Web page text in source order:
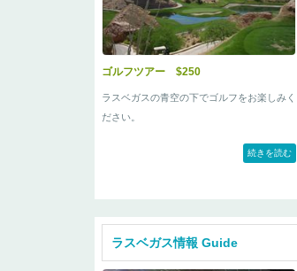
ゴルフツアー $250
ラスベガスの青空の下でゴルフをお楽しみく
ださい。
続きを読む
ラスベガス情報 Guide